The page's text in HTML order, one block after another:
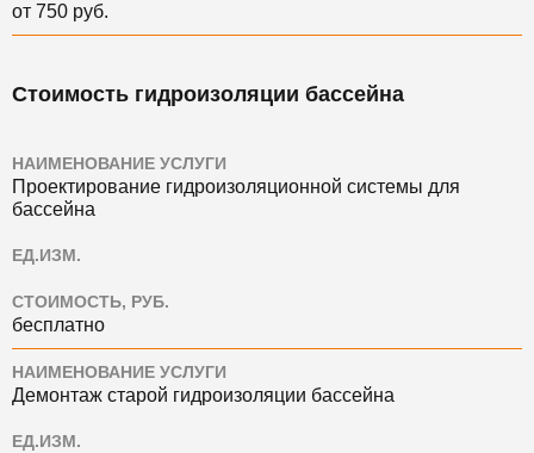
от 750 руб.
Стоимость гидроизоляции бассейна
НАИМЕНОВАНИЕ УСЛУГИ
Проектирование гидроизоляционной системы для
бассейна
ЕД.ИЗМ.
СТОИМОСТЬ, РУБ.
бесплатно
НАИМЕНОВАНИЕ УСЛУГИ
Демонтаж старой гидроизоляции бассейна
ЕД.ИЗМ.